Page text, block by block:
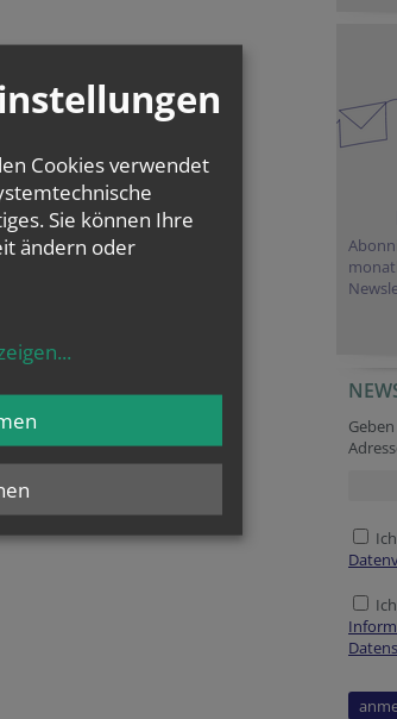
URL
URL
Cookies verwendet
Sie können Ihre
ändern oder
...